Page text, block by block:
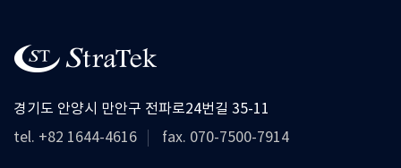
경기도 안양시 만안구 전파로24번길 35-11
tel. +82 1644-4616
fax. 070-7500-7914